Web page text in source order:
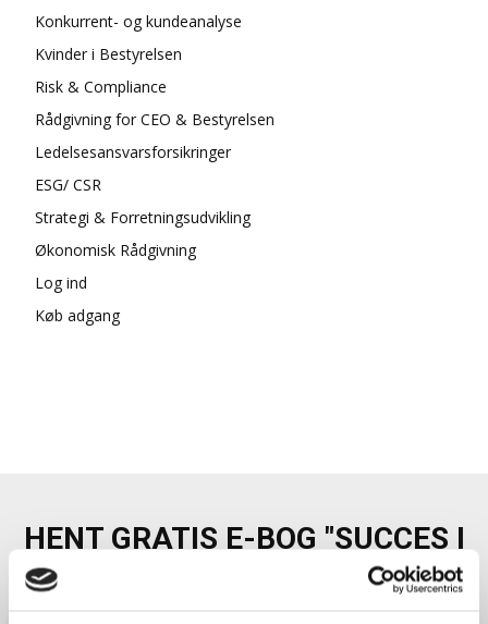
Konkurrent- og kundeanalyse
Kvinder i Bestyrelsen
Risk & Compliance
Rådgivning for CEO & Bestyrelsen
Ledelsesansvarsforsikringer
ESG/ CSR
Strategi & Forretningsudvikling
Økonomisk Rådgivning
Log ind
Køb adgang
HENT GRATIS E-BOG "SUCCES I
EN DANSK BESTYRELSE"